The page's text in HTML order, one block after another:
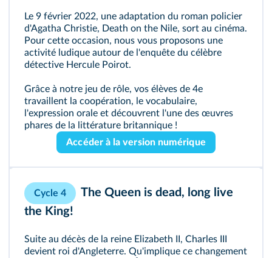
Le 9 février 2022, une adaptation du roman policier
d'Agatha Christie, Death on the Nile, sort au cinéma.
Pour cette occasion, nous vous proposons une
activité ludique autour de l'enquête du célèbre
détective Hercule Poirot.
Grâce à notre jeu de rôle, vos élèves de 4e
travaillent la coopération, le vocabulaire,
l'expression orale et découvrent l'une des œuvres
phares de la littérature britannique !
Accéder à la version numérique
Cycle 4
The Queen is dead, long live
the King!
Suite au décès de la reine Elizabeth II, Charles III
devient roi d'Angleterre. Qu'implique ce changement